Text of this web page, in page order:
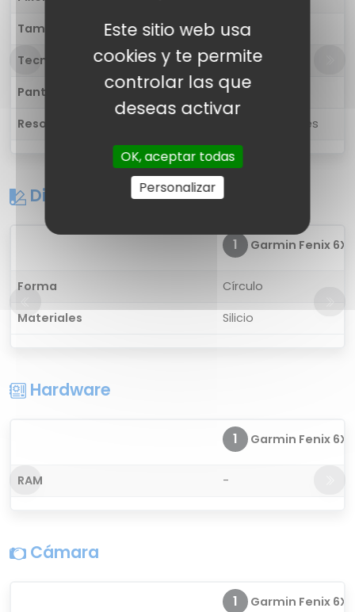
Tamaño
1.4 pulgadas
Tecnología
Color
Pantalla táctil
Sí, multitáctil
Resolución
280 x 280 píxeles
Diseño
1 Garmin Fenix 6X
Forma
Círculo
Materiales
Silicio
Hardware
1 Garmin Fenix 6X
RAM -
Cámara
1 Garmin Fenix 6X
Este sitio web usa
cookies y te permite
controlar las que
deseas activar
OK, aceptar todas
Personalizar